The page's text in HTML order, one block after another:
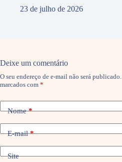
23 de julho de 2026
Deixe um comentário
O seu endereço de e-mail não será publicado.
marcados com *
Nome*
E-mail*
Site